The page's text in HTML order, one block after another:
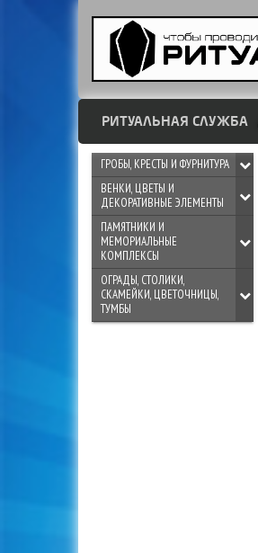
РИТУАЛЬНАЯ СЛУЖБА
ГРОБЫ, КРЕСТЫ И ФУРНИТУРА
ВЕНКИ, ЦВЕТЫ И
ДЕКОРАТИВНЫЕ ЭЛЕМЕНТЫ
ПАМЯТНИКИ И
МЕМОРИАЛЬНЫЕ
КОМПЛЕКСЫ
ОГРАДЫ, СТОЛИКИ,
СКАМЕЙКИ, ЦВЕТОЧНИЦЫ,
ТУМБЫ